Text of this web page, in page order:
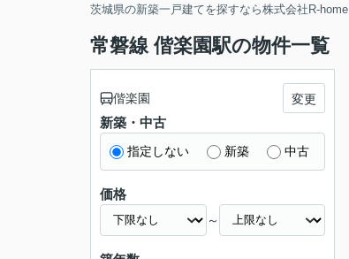
茨城県の新築一戸建てを探すなら株式会社R-home
常磐線 偕楽園駅の物件一覧
偕楽園 変更
新築・中古
指定しない 新築 中古
価格
～